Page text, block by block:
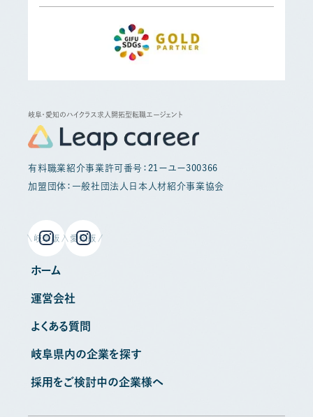
岐阜・愛知のハイクラス求人開拓型転職エージェント
有料職業紹介事業許可番号：21ーユー300366
加盟団体：一般社団法人日本人材紹介事業協会
岐阜版 愛知版
ホーム
運営会社
よくある質問
岐阜県内の企業を探す
採用をご検討中の企業様へ